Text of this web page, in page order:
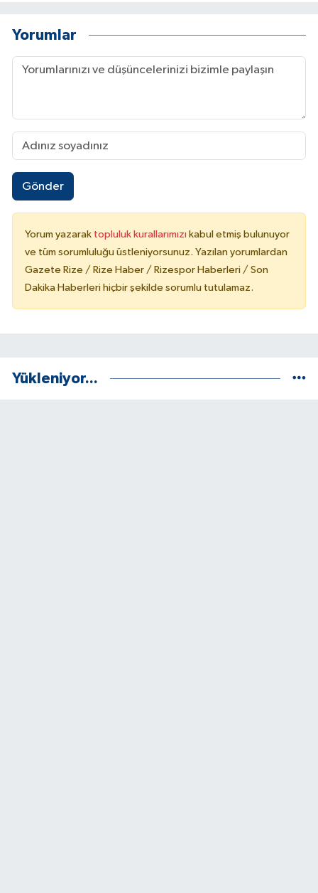
Yorumlar
Gönder
Yorum yazarak topluluk kurallarımızı kabul etmiş bulunuyor
ve tüm sorumluluğu üstleniyorsunuz. Yazılan yorumlardan
Gazete Rize / Rize Haber / Rizespor Haberleri / Son
Dakika Haberleri hiçbir şekilde sorumlu tutulamaz.
Yükleniyor...